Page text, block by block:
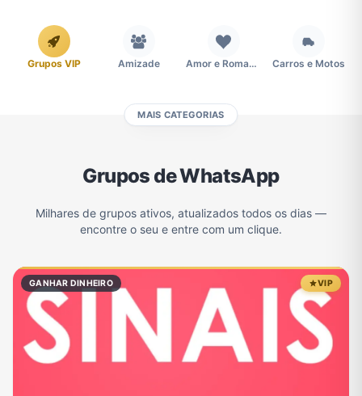
Grupos VIP Amizade Amor e Romance Carros e Motos
Eventos Fãs Figurinhas e Stickers Filmes e Séries
Futebol Games e Jogos Ganhar Dinheiro
MAIS CATEGORIAS
Grupos de WhatsApp
Milhares de grupos ativos, atualizados todos os dias —
encontre o seu e entre com um clique.
GANHAR DINHEIRO VIP